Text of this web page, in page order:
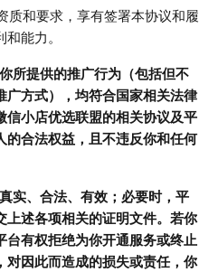
质和要求，享有签署本协议和履
能力。
所提供的推广行为（包括但不
广方式），均符合国家相关法律
信小店优选联盟的相关协议及平
的合法权益，且不违反你和任何
实、合法、有效；必要时，平
上述各项相关的证明文件。若你
台有权拒绝为你开通服务或终止
对因此而造成的损失或责任，你